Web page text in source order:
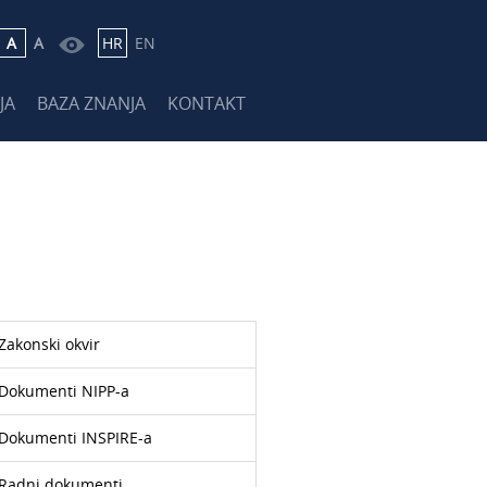
A A HR EN
BAZA ZNANJA KONTAKT
okvir
Dokumenti NIPP-a
Dokumenti INSPIRE-a